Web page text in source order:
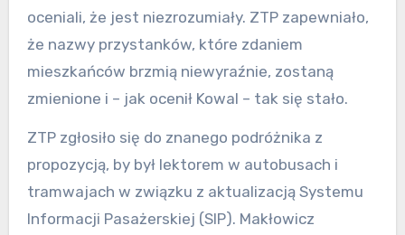
oceniali, że jest niezrozumiały. ZTP zapewniało,
że nazwy przystanków, które zdaniem
mieszkańców brzmią niewyraźnie, zostaną
zmienione i – jak ocenił Kowal – tak się stało.
ZTP zgłosiło się do znanego podróżnika z
propozycją, by był lektorem w autobusach i
tramwajach w związku z aktualizacją Systemu
Informacji Pasażerskiej (SIP). Makłowicz